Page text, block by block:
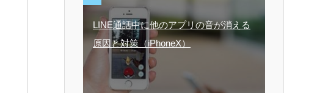
LINE通話中に他のアプリの音が消える
原因と対策（iPhoneX）